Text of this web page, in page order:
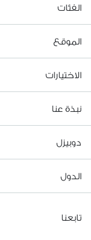
الفئات
الموقع
الاختيارات
نبذة عنا
دوبيزل
الدول
تابعنا